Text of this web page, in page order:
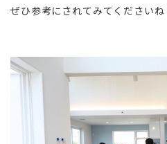
ぜひ参考にされてみてくださいね